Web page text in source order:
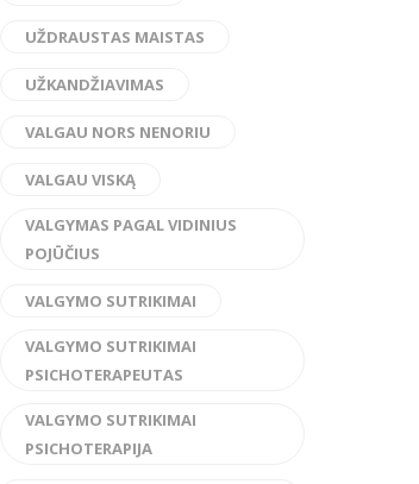
UŽDRAUSTAS MAISTAS
UŽKANDŽIAVIMAS
VALGAU NORS NENORIU
VALGAU VISKĄ
VALGYMAS PAGAL VIDINIUS
POJŪČIUS
VALGYMO SUTRIKIMAI
VALGYMO SUTRIKIMAI
PSICHOTERAPEUTAS
VALGYMO SUTRIKIMAI
PSICHOTERAPIJA